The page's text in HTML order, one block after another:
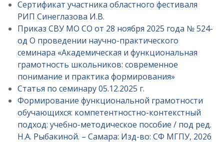
Сертификат участника областного фестиваля
РИП Синеглазова И.В.
Приказ СВУ МО СО от 28 ноября 2025 года № 524-
од О проведении научно-практического
семинара «Академическая и функциональная
грамотность школьников: современное
понимание и практика формирования»
Статья по семинару 05.12.2025 г.
Формирование функциональной грамотности
обучающихся: компетентностно-контекстный
подход: учебно-методическое пособие / под ред.
Н.А. Рыбакиной. – Самара: Изд-во: СФ МГПУ, 2026